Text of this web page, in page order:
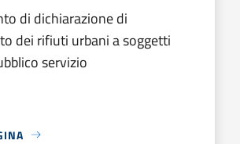
di dichiarazione di
dei rifiuti urbani a soggetti
servizio